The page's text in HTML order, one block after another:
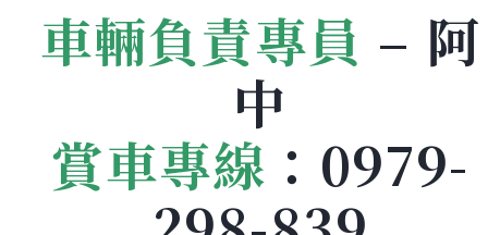
車輛負責專員 – 阿
中
賞車專線 ： 0979-